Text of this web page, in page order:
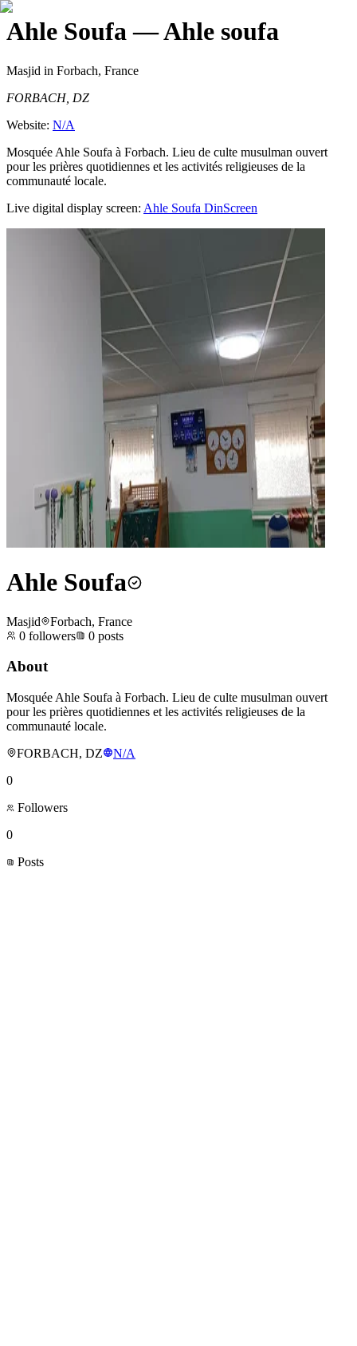
Ahle Soufa— Ahle soufa
Masjid in Forbach, France
FORBACH, DZ
Website: N/A
Mosquée Ahle Soufa à Forbach. Lieu de culte musulman ouvert
pour les prières quotidiennes et les activités religieuses de la
communauté locale.
Live digital display screen: Ahle Soufa DinScreen
Ahle Soufa
Masjid
Forbach, France
0 followers 0 posts
About
Mosquée Ahle Soufa à Forbach. Lieu de culte musulman ouvert
pour les prières quotidiennes et les activités religieuses de la
communauté locale.
FORBACH, DZ
N/A
0
Followers
0
Posts